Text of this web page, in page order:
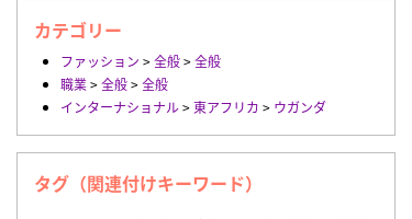
カテゴリー
ファッション >全般>全般
職業>全般>全般
インターナショナル>東アフリカ > ウガンダ
タグ（関連付けキーワード）